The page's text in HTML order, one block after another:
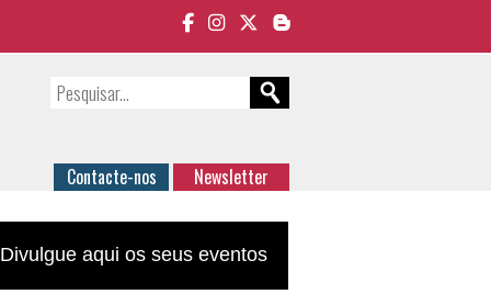
Contacte-nos Newsletter
Divulgue aqui os seus eventos